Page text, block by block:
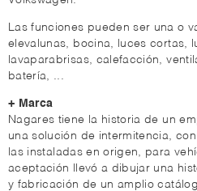
Las funciones pueden ser una o
elevalunas, bocina, luces cortas,
lavaparabrisas, calefacción,
batería, ...
+ Marca
Nagares tiene la historia de un
una solución de intermitencia,
las instaladas en origen, para
aceptación llevó a dibujar una
y fabricación de un amplio